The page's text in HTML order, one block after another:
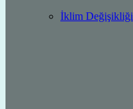
İklim Değişikliği